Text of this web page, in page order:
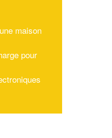
maison
pour